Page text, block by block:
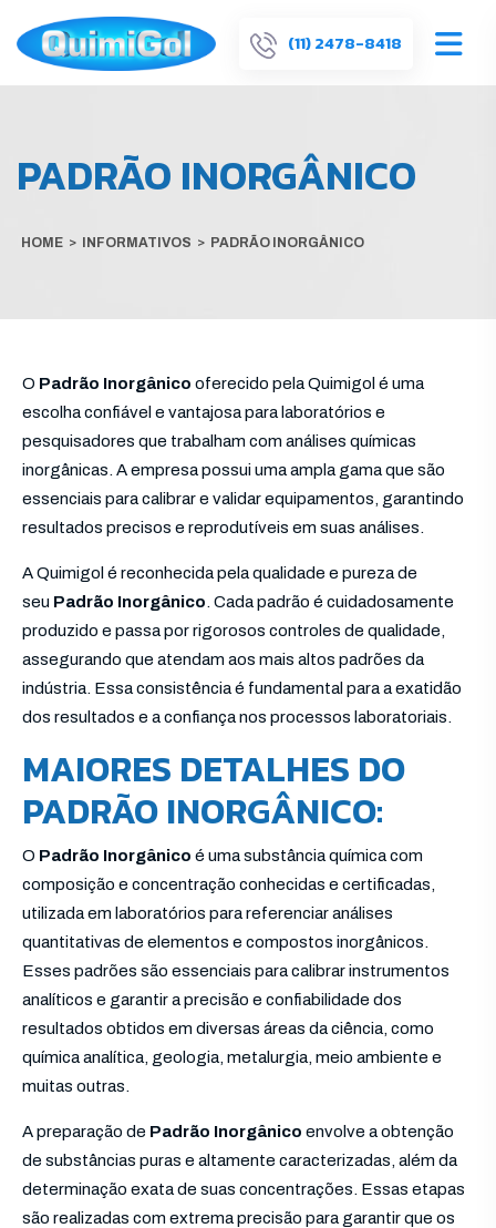
(11) 2478-8418
PADRÃO INORGÂNICO
HOME > INFORMATIVOS > PADRÃO INORGÂNICO
O Padrão Inorgânico oferecido pela Quimigol é uma
escolha confiável e vantajosa para laboratórios e
pesquisadores que trabalham com análises químicas
inorgânicas. A empresa possui uma ampla gama que são
essenciais para calibrar e validar equipamentos, garantindo
resultados precisos e reprodutíveis em suas análises.
A Quimigol é reconhecida pela qualidade e pureza de
seu Padrão Inorgânico. Cada padrão é cuidadosamente
produzido e passa por rigorosos controles de qualidade,
assegurando que atendam aos mais altos padrões da
indústria. Essa consistência é fundamental para a exatidão
dos resultados e a confiança nos processos laboratoriais.
MAIORES DETALHES DO
PADRÃO INORGÂNICO:
O Padrão Inorgânico é uma substância química com
composição e concentração conhecidas e certificadas,
utilizada em laboratórios para referenciar análises
quantitativas de elementos e compostos inorgânicos.
Esses padrões são essenciais para calibrar instrumentos
analíticos e garantir a precisão e confiabilidade dos
resultados obtidos em diversas áreas da ciência, como
química analítica, geologia, metalurgia, meio ambiente e
muitas outras.
A preparação de Padrão Inorgânico envolve a obtenção
de substâncias puras e altamente caracterizadas, além da
determinação exata de suas concentrações. Essas etapas
são realizadas com extrema precisão para garantir que os